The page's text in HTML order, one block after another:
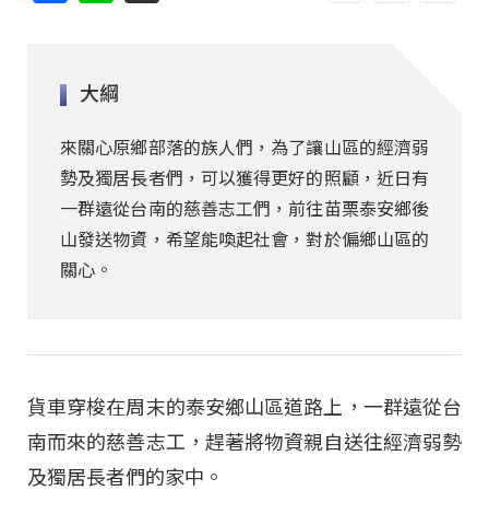
大綱
來關心原鄉部落的族人們，為了讓山區的經濟弱
勢及獨居長者們，可以獲得更好的照顧，近日有
一群遠從台南的慈善志工們，前往苗栗泰安鄉後
山發送物資，希望能喚起社會，對於偏鄉山區的
關心。
貨車穿梭在周末的泰安鄉山區道路上，一群遠從台
南而來的慈善志工，趕著將物資親自送往經濟弱勢
及獨居長者們的家中。